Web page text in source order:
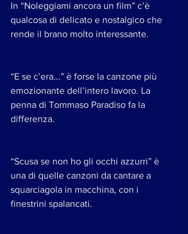
In “Noleggiami ancora un film” c’è
qualcosa di delicato e nostalgico che
rende il brano molto interessante.
“E se c’era...” è forse la canzone più
emozionante dell’intero lavoro. La
penna di Tommaso Paradiso fa la
differenza.
“Scusa se non ho gli occhi azzurri” è
una di quelle canzoni da cantare a
squarciagola in macchina, con i
finestrini spalancati.